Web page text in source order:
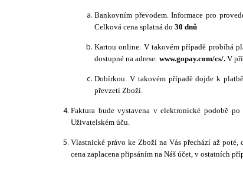
Bankovním převodem. Informace pro proved
Celková cena splatná do 30 dnů
Kartou online. V takovém případě probíhá
dostupné na adrese: www.gopay.com/cs/. V
Dobírkou. V takovém případě dojde k
převzetí Zboží.
Faktura bude vystavena v elektronické podobě
Uživatelském úču.
Vlastnické právo ke Zboží na Vás přechází až
cena zaplacena připsáním na Náš účet, v ostatních